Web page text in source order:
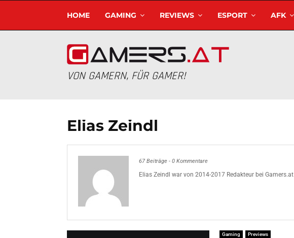
HOME GAMING REVIEWS ESPORT AFK
VON GAMERN, FÜR GAMER!
Elias Zeindl
67 Beiträge - 0 Kommentare
Elias Zeindl war von 2014-2017 Redakteur bei Gamers.at
Gaming Previews